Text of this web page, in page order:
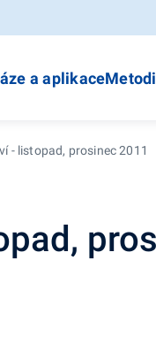
a aplikace
- listopad, prosinec 2011